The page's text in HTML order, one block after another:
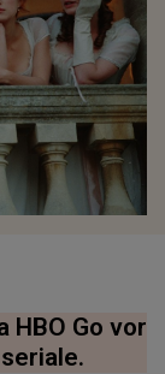
HBO Go vor